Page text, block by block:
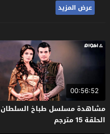
عرض المزيد
00:56:52
مشاهدة مسلسل طباخ السلطان
الحلقة 15 مترجم